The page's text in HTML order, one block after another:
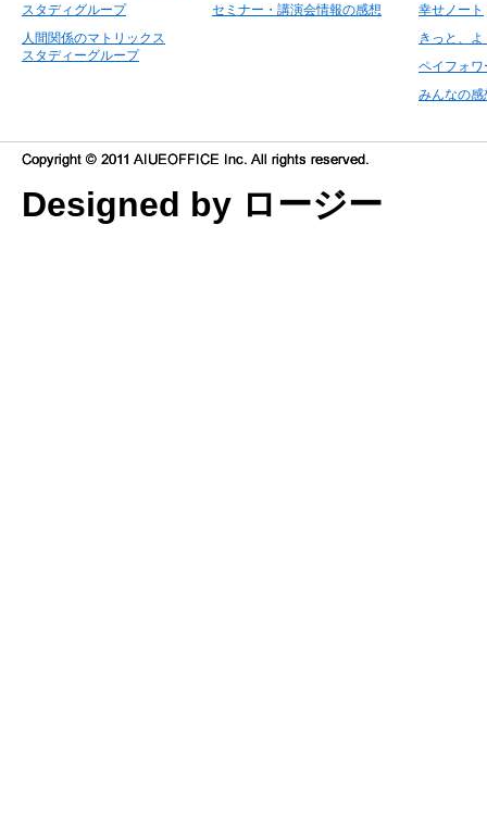
スタディグループ
人間関係のマトリックス
スタディーグループ
セミナー・講演会情報の感想
幸せノート
きっと、
ペイフォワ
みんなの感
Designed by ロージー